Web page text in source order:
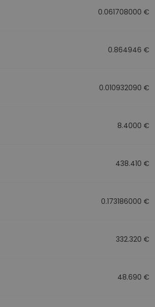
0.061708000 €
0.864946 €
0.010932090 €
8.4000 €
438.410 €
0.173186000 €
332.320 €
48.690 €